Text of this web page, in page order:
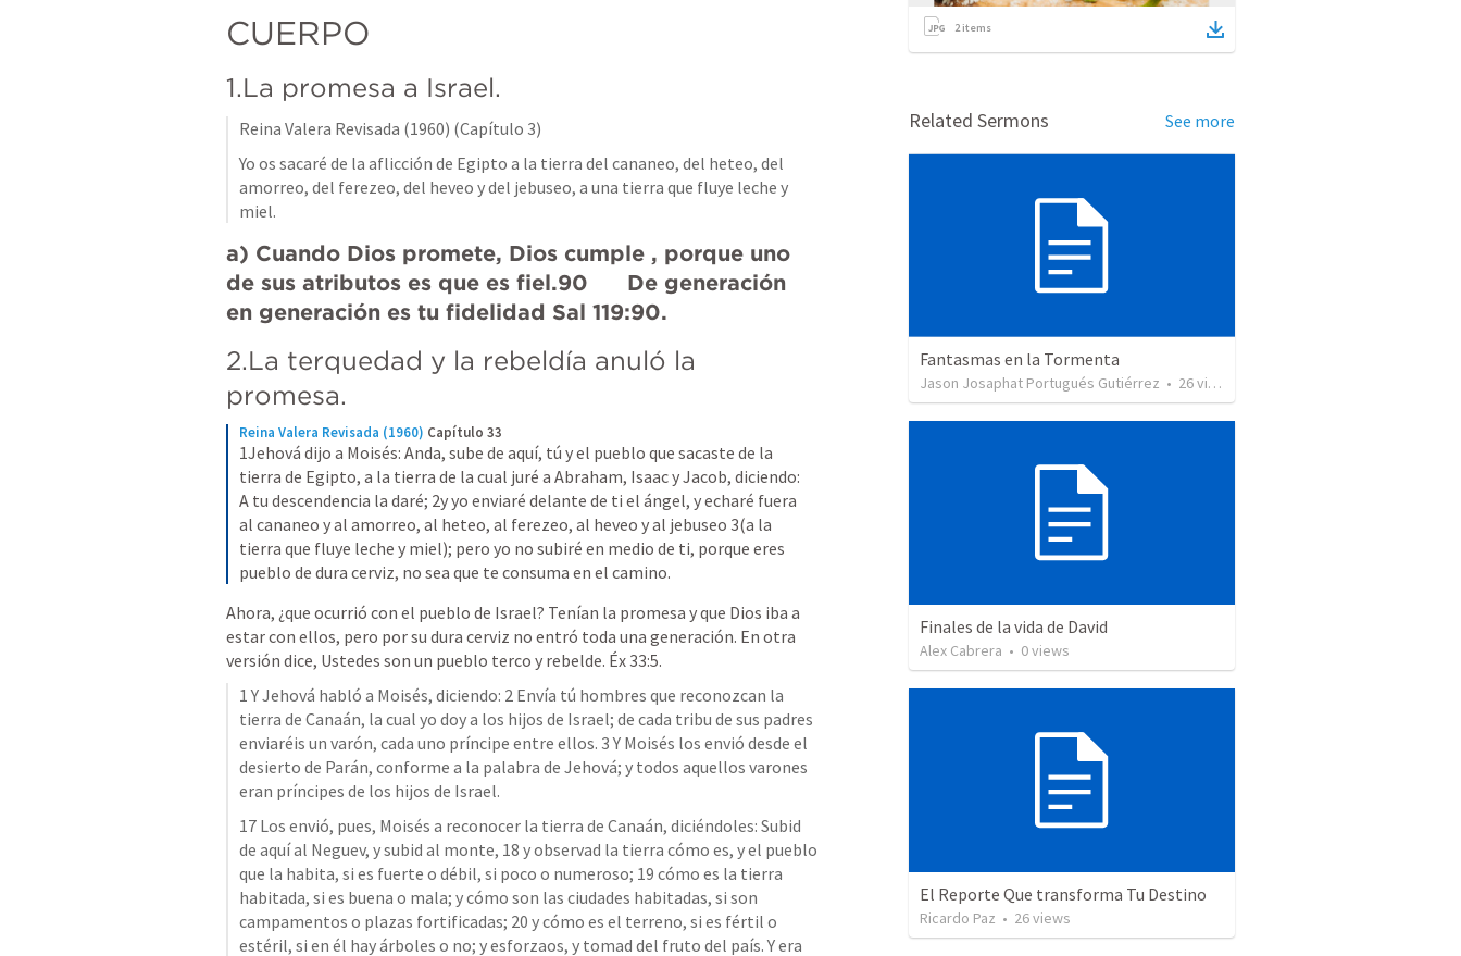
CUERPO
1.La promesa a Israel.
Reina Valera Revisada (1960) (Capítulo 3)
Yo os sacaré de la aflicción de Egipto a la tierra del cananeo, del heteo, del
amorreo, del ferezeo, del heveo y del jebuseo, a una tierra que fluye leche y
miel.
a) Cuando Dios promete, Dios cumple , porque uno
de sus atributos es que es fiel.90      De generación
en generación es tu fidelidad Sal 119:90.
2.La terquedad y la rebeldía anuló la
promesa.
Reina Valera Revisada (1960) Capítulo 33
1Jehová dijo a Moisés: Anda, sube de aquí, tú y el pueblo que sacaste de la
tierra de Egipto, a la tierra de la cual juré a Abraham, Isaac y Jacob, diciendo:
A tu descendencia la daré; 2y yo enviaré delante de ti el ángel, y echaré fuera
al cananeo y al amorreo, al heteo, al ferezeo, al heveo y al jebuseo 3(a la
tierra que fluye leche y miel); pero yo no subiré en medio de ti, porque eres
pueblo de dura cerviz, no sea que te consuma en el camino.
Ahora, ¿que ocurrió con el pueblo de Israel? Tenían la promesa y que Dios iba a
estar con ellos, pero por su dura cerviz no entró toda una generación. En otra
versión dice, Ustedes son un pueblo terco y rebelde. Éx 33:5.
1 Y Jehová habló a Moisés, diciendo: 2 Envía tú hombres que reconozcan la
tierra de Canaán, la cual yo doy a los hijos de Israel; de cada tribu de sus padres
enviaréis un varón, cada uno príncipe entre ellos. 3 Y Moisés los envió desde el
desierto de Parán, conforme a la palabra de Jehová; y todos aquellos varones
eran príncipes de los hijos de Israel.
17 Los envió, pues, Moisés a reconocer la tierra de Canaán, diciéndoles: Subid
de aquí al Neguev, y subid al monte, 18 y observad la tierra cómo es, y el pueblo
que la habita, si es fuerte o débil, si poco o numeroso; 19 cómo es la tierra
habitada, si es buena o mala; y cómo son las ciudades habitadas, si son
campamentos o plazas fortificadas; 20 y cómo es el terreno, si es fértil o
estéril, si en él hay árboles o no; y esforzaos, y tomad del fruto del país. Y era
2items
Related Sermons See more
Fantasmas en la Tormenta
Jason Josaphat Portugués Gutiérrez • 26views
Finales de la vida de David
Alex Cabrera • 0views
El Reporte Que transforma Tu Destino
Ricardo Paz • 26views